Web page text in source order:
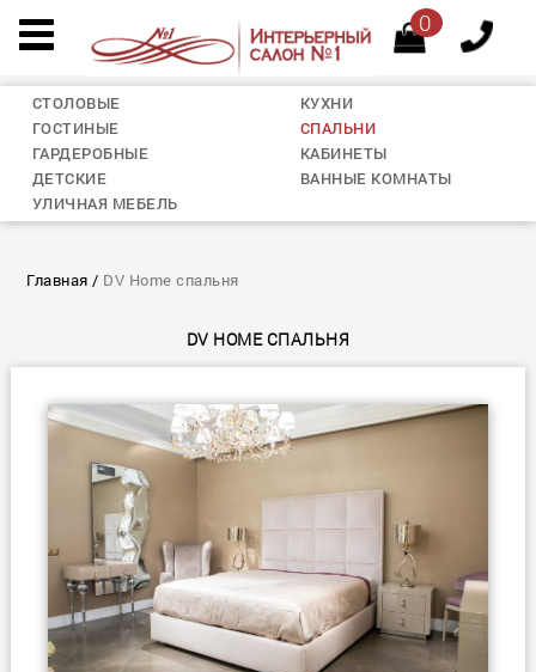
0
СТОЛОВЫЕ
КУХНИ
ГОСТИНЫЕ
СПАЛЬНИ
ГАРДЕРОБНЫЕ
КАБИНЕТЫ
ДЕТСКИЕ
ВАННЫЕ КОМНАТЫ
УЛИЧНАЯ МЕБЕЛЬ
Главная / DV Home спальня
DV HOME СПАЛЬНЯ